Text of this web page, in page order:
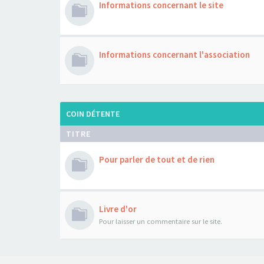
Informations concernant le site
Informations concernant l'association
COIN DÉTENTE
TITRE
Pour parler de tout et de rien
Livre d'or
Pour laisser un commentaire sur le site.